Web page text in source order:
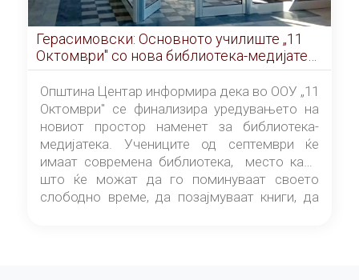
Герасимовски: Основното училиште „11
Октомври" со нова библиотека-медијатека
од септември
Општина Центар информира дека во ООУ „11
Октомври" се финализира уредувањето на
новиот простор наменет за библиотека-
медијатека. Учениците од септември ќе
имаат современа библиотека, место каде
што ќе можат да го поминуваат своето
слободно време, да позајмуваат книги, да